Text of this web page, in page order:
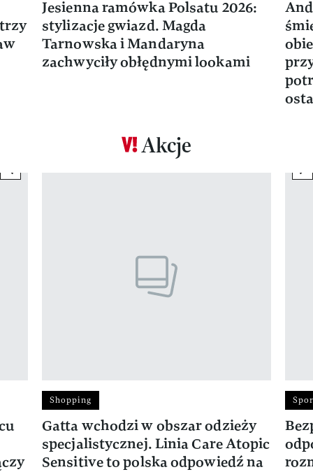
Jesienna ramówka Polsatu 2026:
stylizacje gwiazd. Magda
Tarnowska i Mandaryna
zachwyciły obłędnymi lookami
Akcje
Shopping
Gatta wchodzi w obszar odzieży
specjalistycznej. Linia Care Atopic
Sensitive to polska odpowiedź na